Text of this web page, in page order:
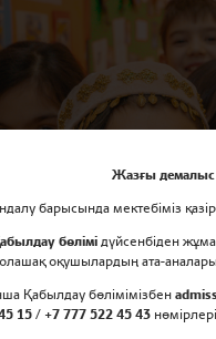
Жазғы демалыс
барысында мектебіміз
бөлімі дүйсенбіден
оқушылардың ата-
Қабылдау бөлімімізбен
15 / +7 777 522 45 43